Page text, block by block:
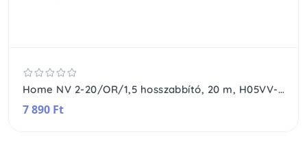
Home NV 2-20/OR/1,5 hosszabbító, 20 m, H05VV-F 3G1,5 mm2 kábel, IP 20 kivitel, 250V~/16A/3680W, pipa alakú dugó és egyenes lengő aljzat, narancssárga színű
7 890 Ft